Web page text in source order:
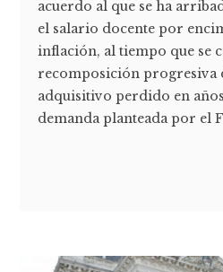
acuerdo al que se ha
el salario docente por
inflación, al tiempo que se
recomposición progresiva
adquisitivo perdido en
demanda planteada por el